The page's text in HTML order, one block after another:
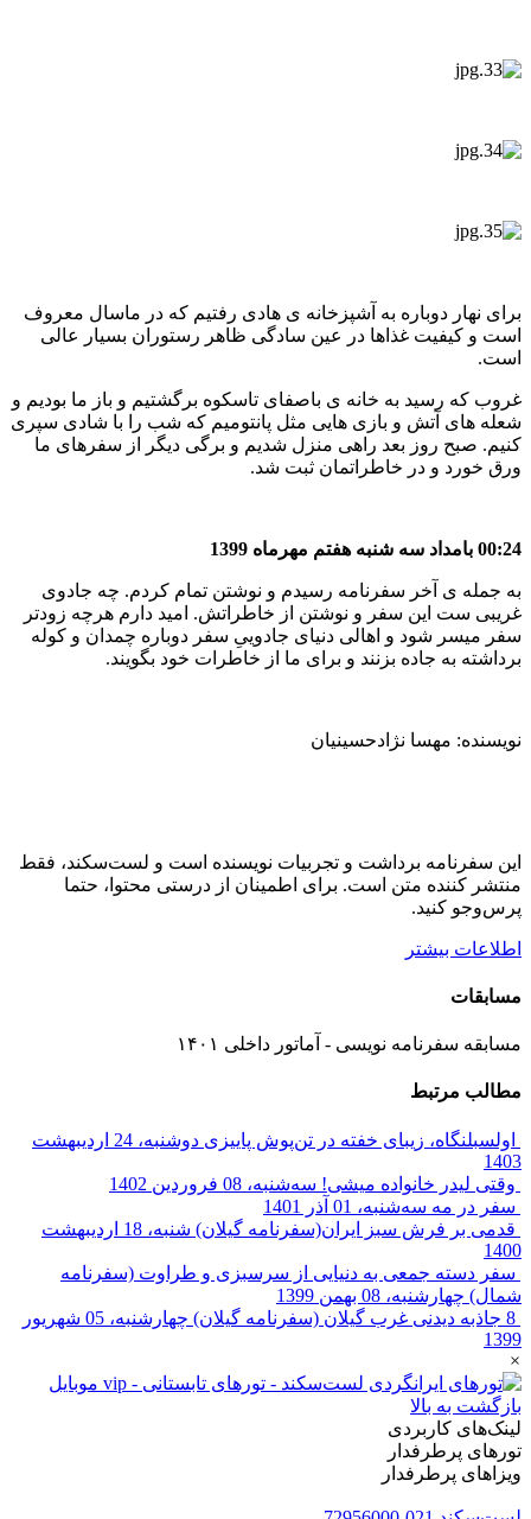
برای نهار دوباره به آشپزخانه ی هادی رفتیم که در ماسال معروف
است و کیفیت غذاها در عین سادگی ظاهر رستوران بسیار عالی
است.
غروب که رسید به خانه ی باصفای تاسکوه برگشتیم و باز ما بودیم و
شعله های آتش و بازی هایی مثل پانتومیم که شب را با شادی سپری
کنیم. صبح روز بعد راهی منزل شدیم و برگی دیگر از سفرهای ما
ورق خورد و در خاطراتمان ثبت شد.
00:24 بامداد سه شنبه هفتم مهرماه 1399
به جمله ی آخر سفرنامه رسیدم و نوشتن تمام کردم. چه جادوی
غریبی ست این سفر و نوشتن از خاطراتش. امید دارم هرچه زودتر
سفر میسر شود و اهالی دنیای جادوییِ سفر دوباره چمدان و کوله
برداشته به جاده بزنند و برای ما از خاطرات خود بگویند.
نویسنده: مهسا نژادحسینیان
این سفرنامه برداشت و تجربیات نویسنده است و لست‌سکند، فقط
منتشر کننده متن است. برای اطمینان از درستی محتوا، حتما
پرس‌وجو کنید.
اطلاعات بیشتر
مسابقات
مسابقه سفرنامه نویسی - آماتور داخلی ۱۴۰۱
مطالب مرتبط
اولسبلنگاه، زیبای خفته در تن‌پوش پاییزی
دوشنبه، 24 اردیبهشت
1403
وقتی لیدر خانواده میشی! سه‌شنبه، 08 فروردین 1402
سفر در مه سه‌شنبه، 01 آذر 1401
قدمی بر فرش سبز ایران(سفرنامه گیلان)
شنبه، 18 اردیبهشت
1400
سفر دسته جمعی به دنیایی از سرسبزی و طراوت (سفرنامه
شمال) چهارشنبه، 08 بهمن 1399
8 جاذبه دیدنی غرب گیلان (سفرنامه گیلان)
چهارشنبه، 05 شهریور
1399
×
بازگشت به بالا
لینک‌های کاربردی
تورهای پرطرفدار
ویزاهای پرطرفدار